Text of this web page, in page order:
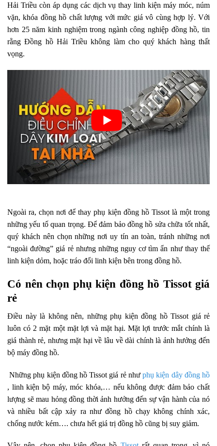
Hải Triều còn áp dụng các dịch vụ thay linh kiện máy móc, núm
vặn, khóa đồng hồ chất lượng với mức giá vô cùng hợp lý. Với
hơn 25 năm kinh nghiệm trong ngành công nghiệp đồng hồ, tin
rằng Đồng hồ Hải Triều không làm cho quý khách hàng thất
vọng.
Ngoài ra, chọn nơi để thay phụ kiện đồng hồ Tissot là một trong
những yếu tố quan trọng. Để đảm bảo đồng hồ sửa chữa tốt nhất,
quý khách nên chọn những nơi uy tín an toàn, tránh những nơi
“ngoài đường” giá rẻ nhưng những nguy cơ tìm ẩn như thay thế
linh kiện dỏm, hoặc tráo đổi linh kiện bên trong đồng hồ.
Có nên chọn phụ kiện đồng hồ Tissot giá
rẻ
Điều này là không nên, những phụ kiện đồng hồ Tissot giá rẻ
luôn có 2 mặt một mặt lợi và mặt hại. Mặt lợi trước mắt chính là
giá thành rẻ, nhưng mặt hại về lâu về dài chính là ảnh hưởng đến
bộ máy đồng hồ.
Những phụ kiện đồng hồ Tissot giá rẻ nhưphụ kiện dây đồng hồ
, linh kiện bộ máy, móc khóa,… nếu không được đảm bảo chất
lượng sẽ mau hỏng đồng thời ảnh hưởng đến sự vận hành của nó
và nhiều bất cập xảy ra như đồng hồ chạy không chính xác,
chống nước kém…. chưa hết giá trị đồng hồ cũng bị suy giảm.